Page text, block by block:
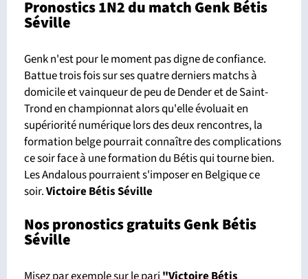
Pronostics 1N2 du match Genk Bétis
Séville
Genk n'est pour le moment pas digne de confiance.
Battue trois fois sur ses quatre derniers matchs à
domicile et vainqueur de peu de Dender et de Saint-
Trond en championnat alors qu'elle évoluait en
supériorité numérique lors des deux rencontres, la
formation belge pourrait connaître des complications
ce soir face à une formation du Bétis qui tourne bien.
Les Andalous pourraient s'imposer en Belgique ce
soir.Victoire Bétis Séville
Nos pronostics gratuits Genk Bétis
Séville